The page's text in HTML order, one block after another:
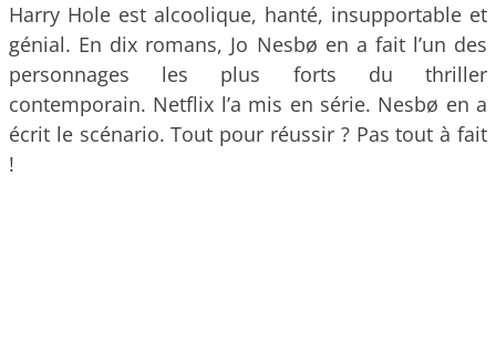
Harry Hole est alcoolique, hanté, insupportable et
génial. En dix romans, Jo Nesbø en a fait l’un des
personnages les plus forts du thriller
contemporain. Netflix l’a mis en série. Nesbø en a
écrit le scénario. Tout pour réussir ? Pas tout à fait
!